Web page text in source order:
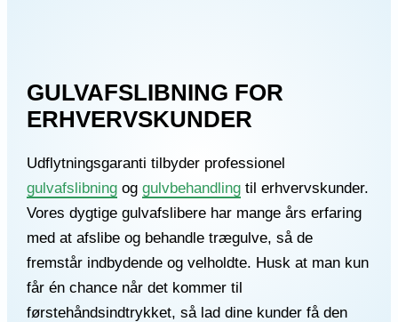
GULVAFSLIBNING FOR
ERHVERVSKUNDER
Udflytningsgaranti tilbyder professionel
gulvafslibning og gulvbehandling til erhvervskunder.
Vores dygtige gulvafslibere har mange års erfaring
med at afslibe og behandle trægulve, så de
fremstår indbydende og velholdte. Husk at man kun
får én chance når det kommer til
førstehåndsindtrykket, så lad dine kunder få den